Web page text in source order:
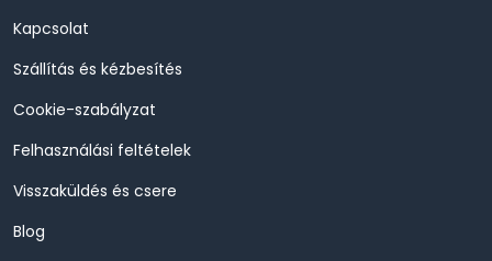
Kapcsolat
Szállítás és kézbesítés
Cookie-szabályzat
Felhasználási feltételek
Visszaküldés és csere
Blog